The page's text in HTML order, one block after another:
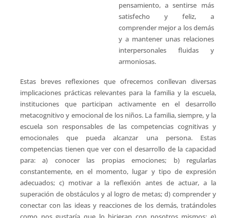
pensamiento, a sentirse más
satisfecho y feliz, a
comprender mejor a los demás
y a mantener unas relaciones
interpersonales fluidas y
armoniosas.
Estas breves reflexiones que ofrecemos conllevan diversas
implicaciones prácticas relevantes para la familia y la escuela,
instituciones que participan activamente en el desarrollo
metacognitivo y emocional de los niños. La familia, siempre, y la
escuela son responsables de las competencias cognitivas y
emocionales que pueda alcanzar una persona. Estas
competencias tienen que ver con el desarrollo de la capacidad
para: a) conocer las propias emociones; b) regularlas
constantemente, en el momento, lugar y tipo de expresión
adecuados; c) motivar a la reflexión antes de actuar, a la
superación de obstáculos y al logro de metas; d) comprender y
conectar con las ideas y reacciones de los demás, tratándoles